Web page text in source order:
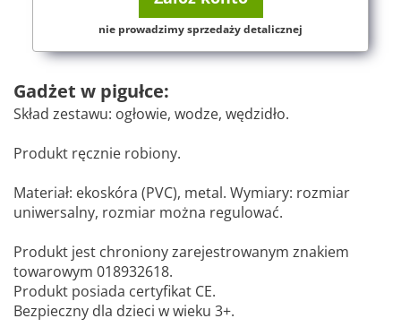
nie prowadzimy sprzedaży detalicznej
Gadżet w pigułce:
Skład zestawu: ogłowie, wodze, wędzidło.
Produkt ręcznie robiony.
Materiał: ekoskóra (PVC), metal. Wymiary: rozmiar
uniwersalny, rozmiar można regulować.
Produkt jest chroniony zarejestrowanym znakiem
towarowym 018932618.
Produkt posiada certyfikat CE.
Bezpieczny dla dzieci w wieku 3+.